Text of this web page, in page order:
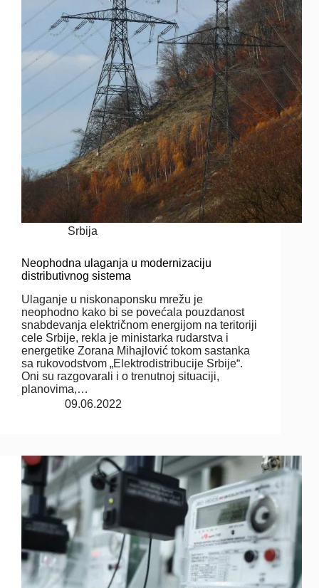
Srbija
Neophodna ulaganja u modernizaciju
distributivnog sistema
Ulaganje u niskonaponsku mrežu je
neophodno kako bi se povećala pouzdanost
snabdevanja električnom energijom na teritoriji
cele Srbije, rekla je ministarka rudarstva i
energetike Zorana Mihajlović tokom sastanka
sa rukovodstvom „Elektrodistribucije Srbije“.
Oni su razgovarali i o trenutnoj situaciji,
planovima,…
09.06.2022